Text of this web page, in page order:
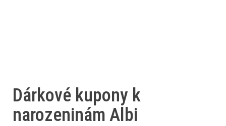
Dárkové kupony k
narozeninám Albi